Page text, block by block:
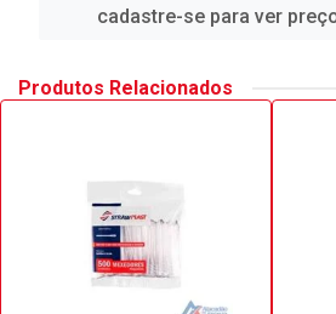
cadastre-se para ver
Produtos Relacionados